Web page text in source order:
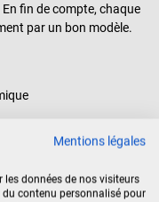
fin de compte, chaque
par un bon modèle.
Mentions légales
données de nos visiteurs
contenu personnalisé pour